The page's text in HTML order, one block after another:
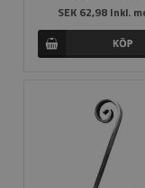
SEK 62,98 Inkl.